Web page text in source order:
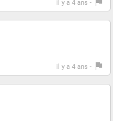
il y a 4 ans -
il y a 4 ans -